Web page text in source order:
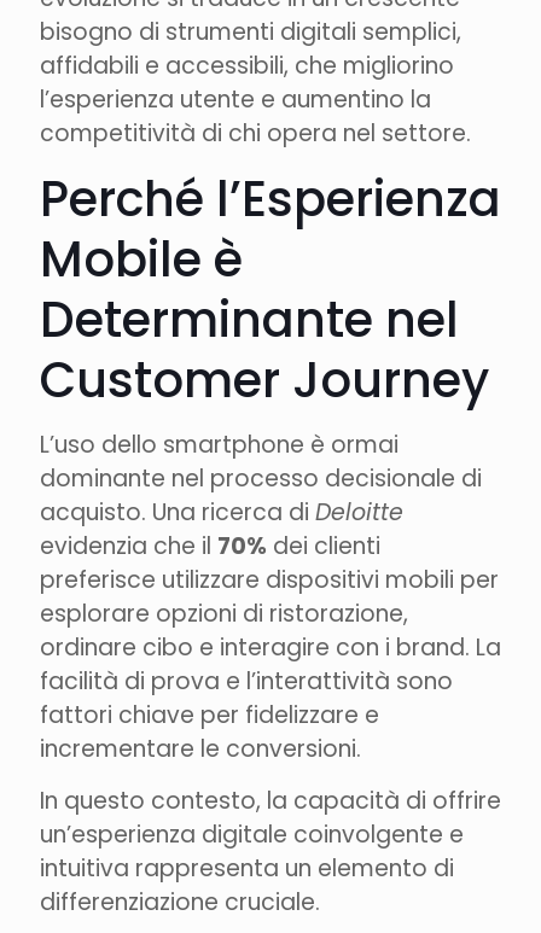
bisogno di strumenti digitali semplici,
affidabili e accessibili, che migliorino
l’esperienza utente e aumentino la
competitività di chi opera nel settore.
Perché l’Esperienza
Mobile è
Determinante nel
Customer Journey
L’uso dello smartphone è ormai
dominante nel processo decisionale di
acquisto. Una ricerca di Deloitte
evidenzia che il 70% dei clienti
preferisce utilizzare dispositivi mobili per
esplorare opzioni di ristorazione,
ordinare cibo e interagire con i brand. La
facilità di prova e l’interattività sono
fattori chiave per fidelizzare e
incrementare le conversioni.
In questo contesto, la capacità di offrire
un’esperienza digitale coinvolgente e
intuitiva rappresenta un elemento di
differenziazione cruciale.